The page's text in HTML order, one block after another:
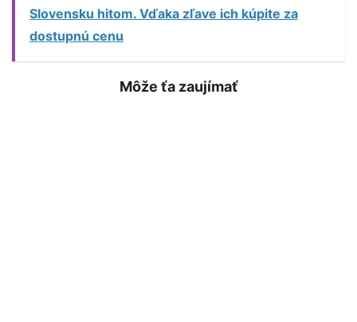
Slovensku hitom. Vďaka zľave ich kúpite za
dostupnú cenu
Môže ťa zaujímať